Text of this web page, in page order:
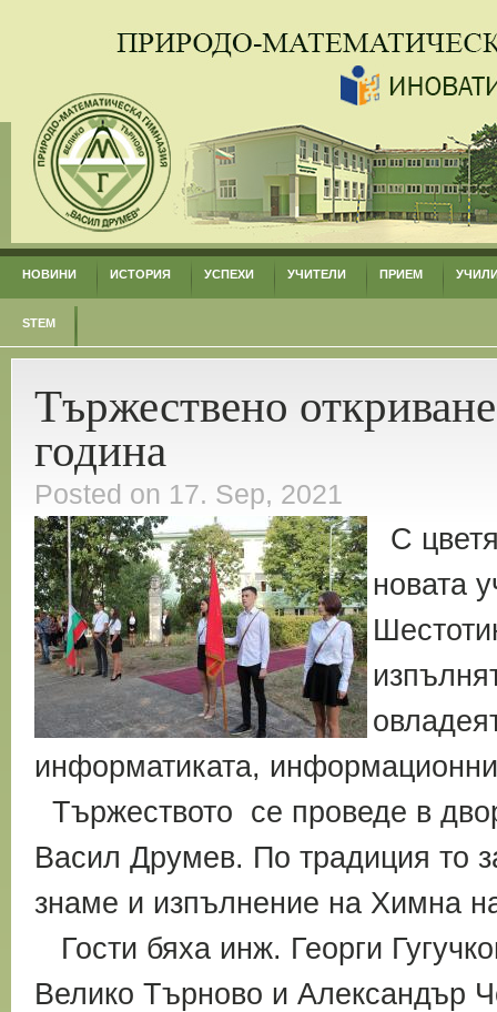
НОВИНИ ИСТОРИЯ УСПЕХИ УЧИТЕЛИ ПРИЕМ
STEM
Тържествено
година
Posted on 17. Sep, 2021
С
новата
информатиката,
Тържеството се проведе в
Васил Друмев. По традиция то
знаме и изпълнение на Химна
Гости бяха инж. Георги
Велико Търново и Александър